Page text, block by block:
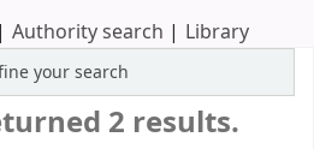
Authority search Library
your search
2 results.